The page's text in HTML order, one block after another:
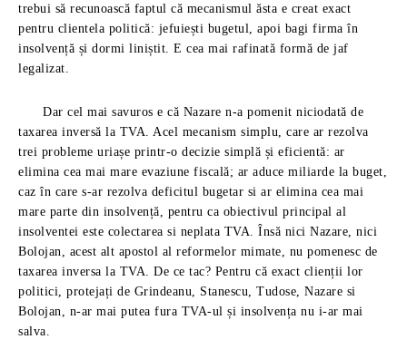
trebui să recunoască faptul că mecanismul ăsta e creat exact
pentru clientela politică: jefuiești bugetul, apoi bagi firma în
insolvență și dormi liniștit. E cea mai rafinată formă de jaf
legalizat.
Dar cel mai savuros e că Nazare n-a pomenit niciodată de
taxarea inversă la TVA. Acel mecanism simplu, care ar rezolva
trei probleme uriașe printr-o decizie simplă și eficientă: ar
elimina cea mai mare evaziune fiscală; ar aduce miliarde la buget,
caz în care s-ar rezolva deficitul bugetar si ar elimina cea mai
mare parte din insolvență, pentru ca obiectivul principal al
insolventei este colectarea si neplata TVA. Însă nici Nazare, nici
Bolojan, acest alt apostol al reformelor mimate, nu pomenesc de
taxarea inversa la TVA. De ce tac? Pentru că exact clienții lor
politici, protejați de Grindeanu, Stanescu, Tudose, Nazare si
Bolojan, n-ar mai putea fura TVA-ul și insolvența nu i-ar mai
salva.